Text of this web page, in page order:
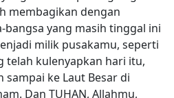
membagikan dengan
yang masih tinggal ini
milik pusakamu, seperti
telah kulenyapkan hari itu,
sampai ke Laut Besar di
Dan TUHAN, Allahmu,